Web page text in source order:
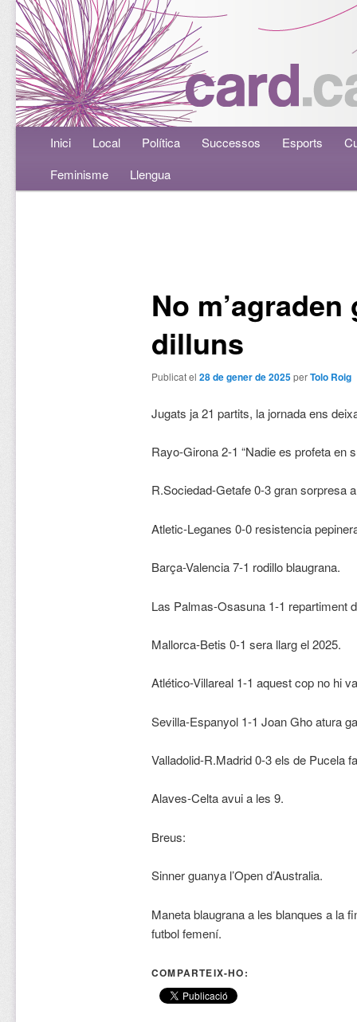
Menú principalAneu al contingut principal
Aneu al contingut secundari
Inici Local Política Successos Esports
Feminisme
Llengua
No
dilluns
Publicat el 28 de gener de 2025perTolo Roig
Jugats ja 21 partits, la jornada ens
Rayo-Girona 2-1 “Nadie es profeta en
R.Sociedad-Getafe 0-3 gran sorpresa
Atletic-Leganes 0-0 resistencia
Barça-Valencia 7-1 rodillo blaugrana.
Las Palmas-Osasuna 1-1 repartiment
Mallorca-Betis 0-1 sera llarg el 2025.
Atlético-Villareal 1-1 aquest cop no hi
Sevilla-Espanyol 1-1 Joan Gho atura
Valladolid-R.Madrid 0-3 els de Pucela
Alaves-Celta avui a les 9.
Breus:
Sinner guanya l’Open d’Australia.
Maneta blaugrana a les blanques a la
futbol femení.
COMPARTEIX-HO: